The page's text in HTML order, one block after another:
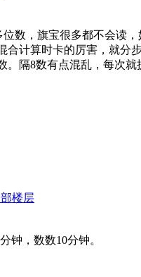
数，旗宝很多都不会读
计算时卡的厉害，就分
隔8数有点混乱，每次就
楼层
钟，数数10分钟。